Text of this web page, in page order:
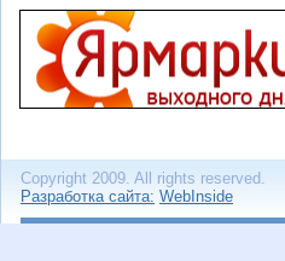
Copyright 2009. All rights reserved.
Разработка сайта: WebInside